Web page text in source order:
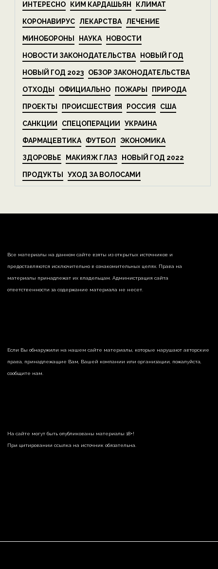
ИНТЕРЕСНО КИМ КАРДАШЬЯН КЛИМАТ
КОРОНАВИРУС ЛЕКАРСТВА ЛЕЧЕНИЕ
МИНОБОРОНЫ НАУКА НОВОСТИ
НОВОСТИ ЗАКОНОДАТЕЛЬСТВА НОВЫЙ ГОД
НОВЫЙ ГОД 2023 ОБЗОР ЗАКОНОДАТЕЛЬСТВА
ОТХОДЫ ОФИЦИАЛЬНО ПОЖАРЫ ПРИРОДА
ПРОЕКТЫ ПРОИСШЕСТВИЯ РОССИЯ США
САНКЦИИ СПЕЦОПЕРАЦИИ УКРАИНА
ФАРМАЦЕВТИКА ФУТБОЛ ЭКОНОМИКА
ЗДОРОВЬЕ МАКИЯЖ ГЛАЗ НОВЫЙ ГОД 2022
ПРОДУКТЫ УХОД ЗА ВОЛОСАМИ
Все материалы на данном сайте взяты из открытых источников и
предоставляются исключительно в ознакомительных целях. Права на
материалы принадлежат их владельцам. Администрация сайта
ответственности за содержание материала не несет.
Если Вы обнаружили на нашем сайте материалы, которые нарушают авторские
права, принадлежащие Вам, Вашей компании или организации, пожалуйста,
сообщите нам.
На сайте могут быть опубликованы материалы 18+!
При цитировании ссылка на источник обязательна.